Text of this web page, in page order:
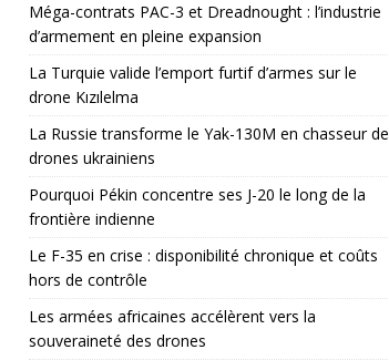
Méga-contrats PAC-3 et Dreadnought : l’industrie
d’armement en pleine expansion
La Turquie valide l’emport furtif d’armes sur le
drone Kızılelma
La Russie transforme le Yak-130M en chasseur de
drones ukrainiens
Pourquoi Pékin concentre ses J-20 le long de la
frontière indienne
Le F-35 en crise : disponibilité chronique et coûts
hors de contrôle
Les armées africaines accélèrent vers la
souveraineté des drones